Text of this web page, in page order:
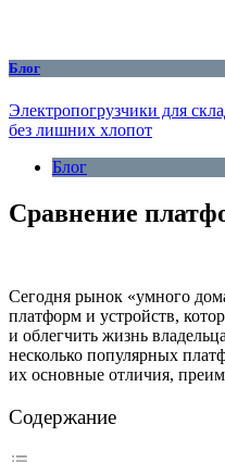
Блог
Электропогрузчики для
без лишних хлопот
Блог
Сравнение
Сегодня рынок «умного
платформ и устройств,
и облегчить жизнь
несколько популярных
их основные отличия,
Содержание